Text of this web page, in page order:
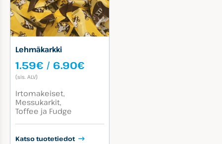
Lehmäkarkki
1.59€ / 6.90€
(sis. ALV)
Tuotekategoriat:
Irtomakeiset
Messukarkit
Toffee ja Fudge
Katso tuotetiedot